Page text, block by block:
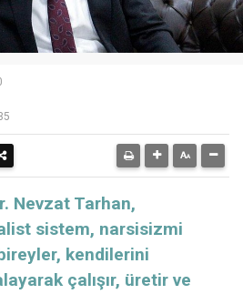
Nevzat Tarhan,
sistem, narsisizmi
kendilerini
çalışır, üretir ve